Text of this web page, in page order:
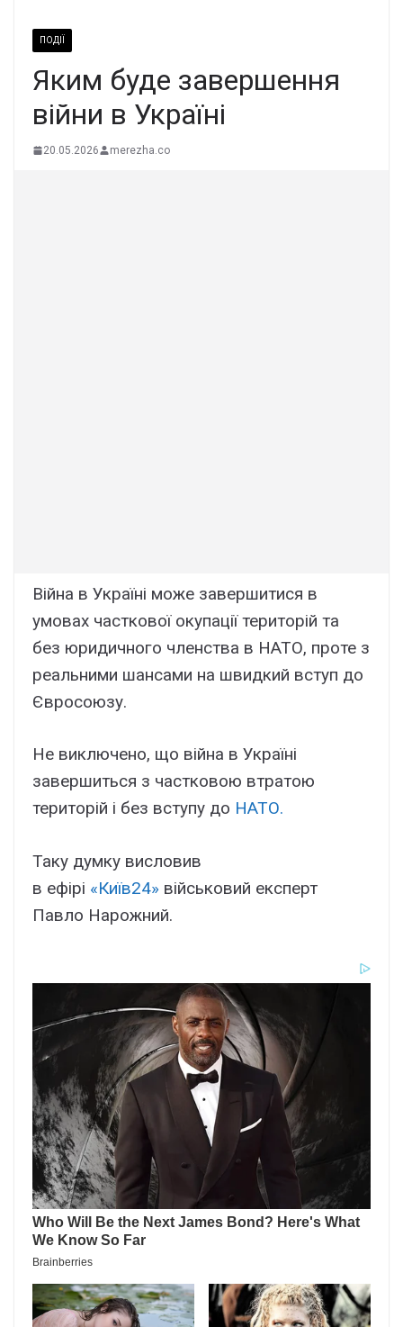
ПОДІЇ
Яким буде завершення
війни в Україні
20.05.2026 merezha.co
Війна в Україні може завершитися в
умовах часткової окупації територій та
без юридичного членства в НАТО, проте з
реальними шансами на швидкий вступ до
Євросоюзу.
Не виключено, що війна в Україні
завершиться з частковою втратою
територій і без вступу до НАТО.
Таку думку висловив
в ефірі «Київ24» військовий експерт
Павло Нарожний.